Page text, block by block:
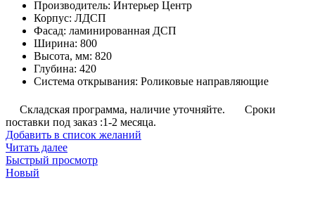
Производитель: Интерьер Центр
Корпус: ЛДСП
Фасад: ламинированная ДСП
Ширина: 800
Высота, мм: 820
Глубина: 420
Система открывания: Роликовые направляющие
Складская программа, наличие уточняйте.
Сроки
поставки под заказ :1-2 месяца.
Добавить в список желаний
Читать далее
Быстрый просмотр
Новый